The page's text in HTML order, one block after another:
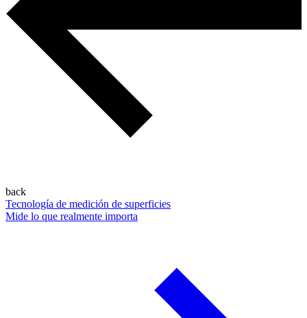
back
Tecnología de medición de superficies
Mide lo que realmente importa